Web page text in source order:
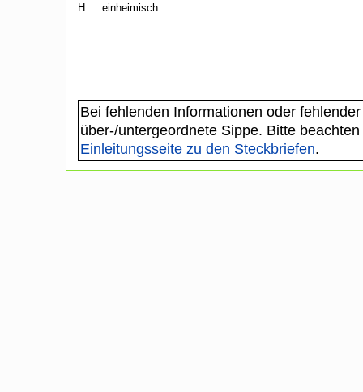
H einheimisch
Bei fehlenden Informationen oder
über-/untergeordnete Sippe. Bitte
Einleitungsseite zu den Steckbriefen.